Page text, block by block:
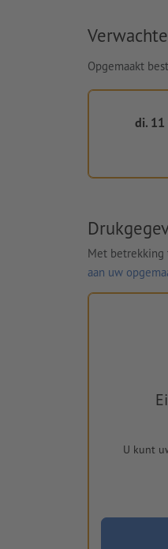
Opgemaakt
di. 11
Met betrekking
aan uw
U kunt